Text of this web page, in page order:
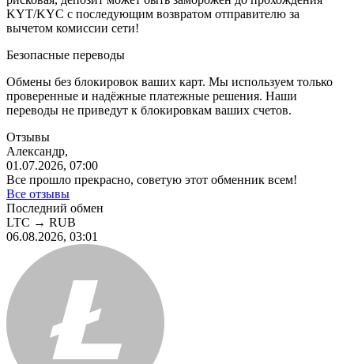
KYT/KYC с последующим возвратом отправителю за
вычетом комиссии сети!
Безопасные переводы
Обмены без блокировок ваших карт. Мы используем только
проверенные и надёжные платежные решения. Наши
переводы не приведут к блокировкам ваших счетов.
Отзывы
Александр,
01.07.2026, 07:00
Все прошло прекрасно, советую этот обменник всем!
Все отзывы
Последний обмен
LTC → RUB
06.08.2026, 03:01